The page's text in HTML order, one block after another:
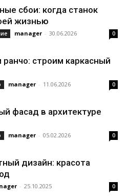
сбои: когда станок
жизнью
manager - 30.06.2026 0
строим каркасный
manager - 11.06.2026 0
фасад в архитектуре
manager - 05.02.2026 0
дизайн: красота
- 25.10.2025 0